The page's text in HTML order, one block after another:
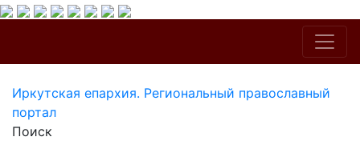
Иркутская епархия. Региональный православный
портал
Поиск